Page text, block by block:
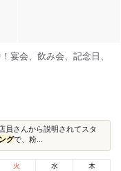
宴会、飲み会、記念日、
員さんから説明されてスタ
グで、粉...
火 水 木